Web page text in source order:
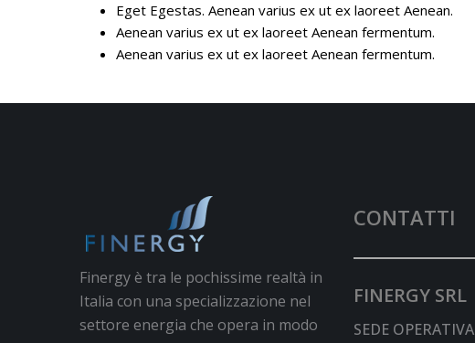
Eget Egestas. Aenean varius ex ut ex laoreet Aenean.
Aenean varius ex ut ex laoreet Aenean fermentum.
Aenean varius ex ut ex laoreet Aenean fermentum.
Finergy è tra le pochissime realtà in
Italia con una specializzazione nel
settore energia che opera in modo
CONTATTI
FINERGY SRL
SEDE OPERATIVA